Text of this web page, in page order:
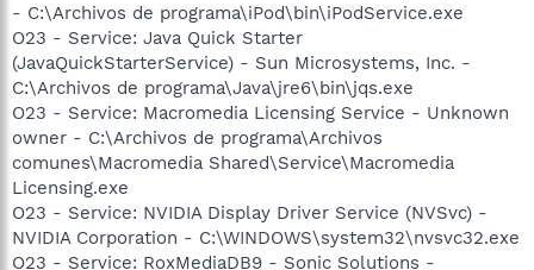
- C:\Archivos de programa\iPod\bin\iPodService.exe
O23 - Service: Java Quick Starter
(JavaQuickStarterService) - Sun Microsystems, Inc. -
C:\Archivos de programa\Java\jre6\bin\jqs.exe
O23 - Service: Macromedia Licensing Service - Unknown
owner - C:\Archivos de programa\Archivos
comunes\Macromedia Shared\Service\Macromedia
Licensing.exe
O23 - Service: NVIDIA Display Driver Service (NVSvc) -
NVIDIA Corporation - C:\WINDOWS\system32\nvsvc32.exe
O23 - Service: RoxMediaDB9 - Sonic Solutions -